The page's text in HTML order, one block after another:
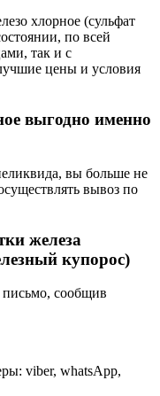
хлорное (сульфат
по всей
так и с
цены и условия
выгодно именно
вы больше не
вывоз по
железа
купорос)
сообщив
viber, whatsApp,